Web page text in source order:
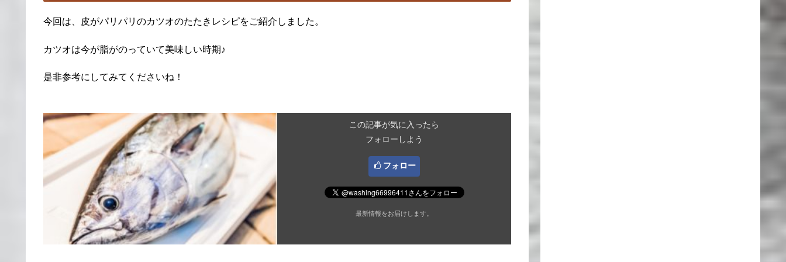
今回は、皮がパリパリのカツオのたたきレシピをご紹介しました。
カツオは今が脂がのっていて美味しい時期♪
是非参考にしてみてくださいね！
この記事が気に入ったら
フォローしよう
フォロー
最新情報をお届けします。